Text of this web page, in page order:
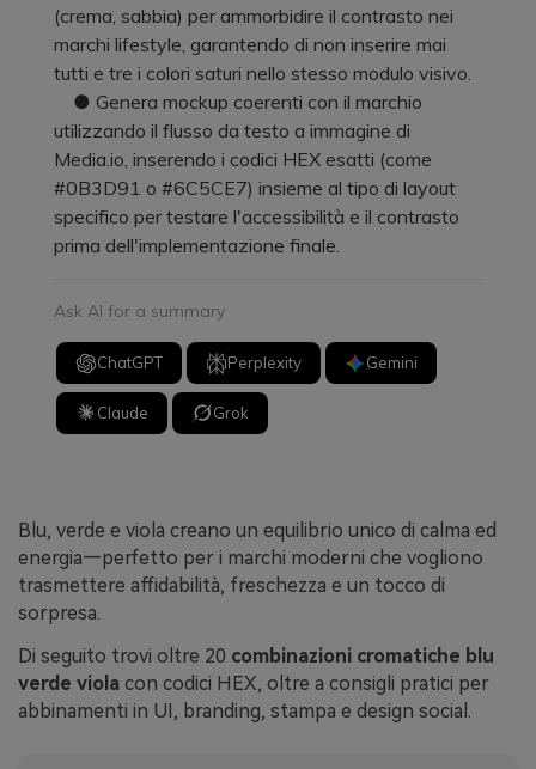
(crema, sabbia) per ammorbidire il contrasto nei
marchi lifestyle, garantendo di non inserire mai
tutti e tre i colori saturi nello stesso modulo visivo.
● Genera mockup coerenti con il marchio
utilizzando il flusso da testo a immagine di
Media.io, inserendo i codici HEX esatti (come
#0B3D91 o #6C5CE7) insieme al tipo di layout
specifico per testare l'accessibilità e il contrasto
prima dell'implementazione finale.
Ask AI for a summary
ChatGPT Perplexity Gemini
Claude Grok
Blu, verde e viola creano un equilibrio unico di calma ed
energia—perfetto per i marchi moderni che vogliono
trasmettere affidabilità, freschezza e un tocco di
sorpresa.
Di seguito trovi oltre 20 combinazioni cromatiche blu
verde viola con codici HEX, oltre a consigli pratici per
abbinamenti in UI, branding, stampa e design social.